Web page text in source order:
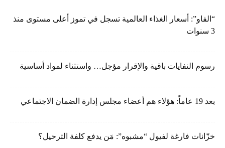
“الفاو”: أسعار الغذاء العالمية تسجل في تموز أعلى مستوى منذ
3 سنوات
رسوم النفايات باقية والإقرار مؤجل… واستثناء لمواد أساسية
بعد 19 عاماً: هؤلاء هم أعضاء مجلس إدارة الضمان الاجتماعي
خزّانات فارغة لفيول “مشبوه”: مَن يدفع كلفة الترحيل؟